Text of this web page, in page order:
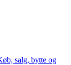
salg, bytte og